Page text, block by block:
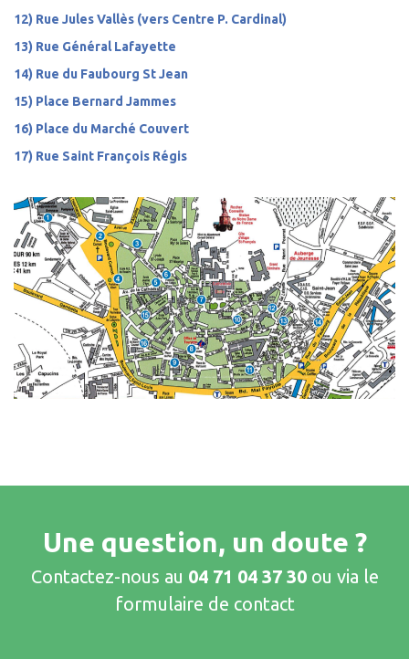
12) Rue Jules Vallès (vers Centre P. Cardinal)
13) Rue Général Lafayette
14) Rue du Faubourg St Jean
15) Place Bernard Jammes
16) Place du Marché Couvert
17) Rue Saint François Régis
Une question, un doute ?
Contactez-nous au 04 71 04 37 30 ou via le
formulaire de contact